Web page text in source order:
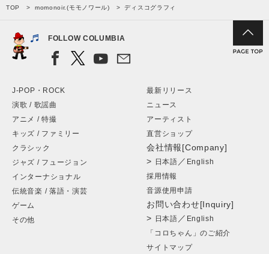
TOP momonoir.(モモノワール) ディスコグラフィ
FOLLOW COLUMBIA
J-POP・ROCK
演歌 / 歌謡曲
アニメ / 特撮
キッズ / ファミリー
クラシック
ジャズ / フュージョン
インターナショナル
伝統音楽 / 落語・演芸
ゲーム
その他
最新リリース
ニュース
アーティスト
直営ショップ
会社情報[Company]
> 日本語 ／ English
採用情報
音源使用申請
お問い合わせ[Inquiry]
> 日本語 ／ English
「コロちゃん」のご紹介
サイトマップ